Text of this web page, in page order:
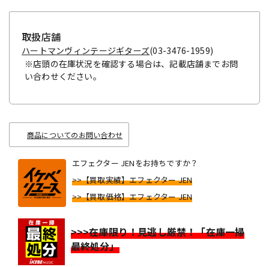
取扱店舗
ハートマンヴィンテージギターズ(03-3476-1959)
※店頭の在庫状況を確認する場合は、記載店舗までお問
い合わせください。
商品についてのお問い合わせ
エフェクター JENをお持ちですか？
>>【買取実績】エフェクター JEN
>>【買取価格】エフェクター JEN
>>>在庫限り！見逃し厳禁！「在庫一掃
最終処分」